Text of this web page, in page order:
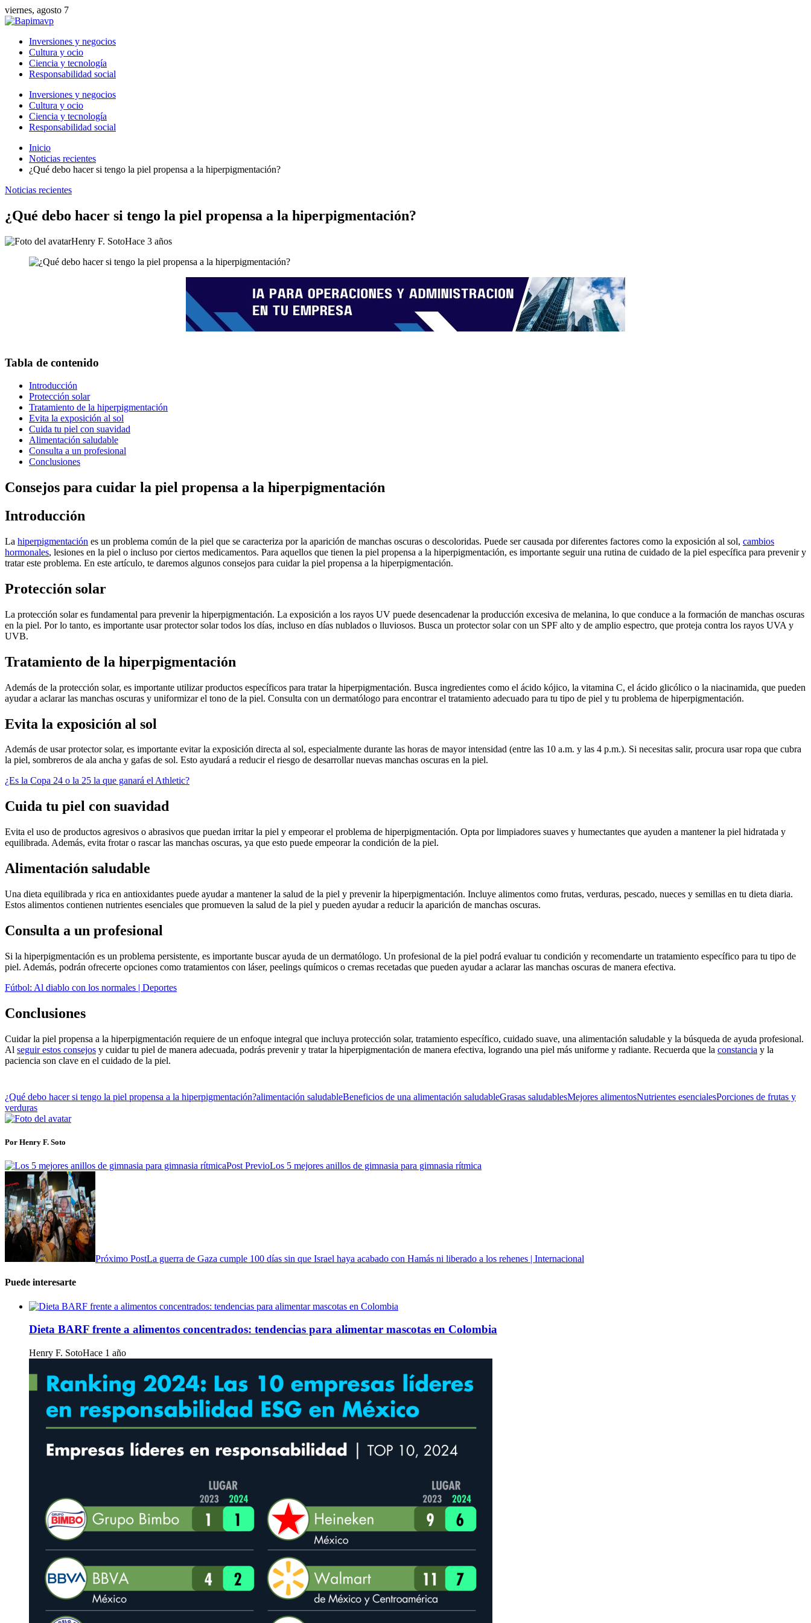
viernes, agosto 7
Inversiones y negocios
Cultura y ocio
Ciencia y tecnología
Responsabilidad social
Inversiones y negocios
Cultura y ocio
Ciencia y tecnología
Responsabilidad social
Inicio
Noticias recientes
¿Qué debo hacer si tengo la piel propensa a la hiperpigmentación?
Noticias recientes
¿Qué debo hacer si tengo la piel propensa a la hiperpigmentación?
Henry F. SotoHace 3 años
Tabla de contenido
Introducción
Protección solar
Tratamiento de la hiperpigmentación
Evita la exposición al sol
Cuida tu piel con suavidad
Alimentación saludable
Consulta a un profesional
Conclusiones
Consejos para cuidar la piel propensa a la hiperpigmentación
Introducción
La hiperpigmentación es un problema común de la piel que se caracteriza por la aparición de manchas oscuras o descoloridas. Puede ser causada por diferentes factores como la exposición al sol, cambios
hormonales, lesiones en la piel o incluso por ciertos medicamentos. Para aquellos que tienen la piel propensa a la hiperpigmentación, es importante seguir una rutina de cuidado de la piel específica para prevenir y
tratar este problema. En este artículo, te daremos algunos consejos para cuidar la piel propensa a la hiperpigmentación.
Protección solar
La protección solar es fundamental para prevenir la hiperpigmentación. La exposición a los rayos UV puede desencadenar la producción excesiva de melanina, lo que conduce a la formación de manchas oscuras
en la piel. Por lo tanto, es importante usar protector solar todos los días, incluso en días nublados o lluviosos. Busca un protector solar con un SPF alto y de amplio espectro, que proteja contra los rayos UVA y
UVB.
Tratamiento de la hiperpigmentación
Además de la protección solar, es importante utilizar productos específicos para tratar la hiperpigmentación. Busca ingredientes como el ácido kójico, la vitamina C, el ácido glicólico o la niacinamida, que pueden
ayudar a aclarar las manchas oscuras y uniformizar el tono de la piel. Consulta con un dermatólogo para encontrar el tratamiento adecuado para tu tipo de piel y tu problema de hiperpigmentación.
Evita la exposición al sol
Además de usar protector solar, es importante evitar la exposición directa al sol, especialmente durante las horas de mayor intensidad (entre las 10 a.m. y las 4 p.m.). Si necesitas salir, procura usar ropa que cubra
la piel, sombreros de ala ancha y gafas de sol. Esto ayudará a reducir el riesgo de desarrollar nuevas manchas oscuras en la piel.
¿Es la Copa 24 o la 25 la que ganará el Athletic?
Cuida tu piel con suavidad
Evita el uso de productos agresivos o abrasivos que puedan irritar la piel y empeorar el problema de hiperpigmentación. Opta por limpiadores suaves y humectantes que ayuden a mantener la piel hidratada y
equilibrada. Además, evita frotar o rascar las manchas oscuras, ya que esto puede empeorar la condición de la piel.
Alimentación saludable
Una dieta equilibrada y rica en antioxidantes puede ayudar a mantener la salud de la piel y prevenir la hiperpigmentación. Incluye alimentos como frutas, verduras, pescado, nueces y semillas en tu dieta diaria.
Estos alimentos contienen nutrientes esenciales que promueven la salud de la piel y pueden ayudar a reducir la aparición de manchas oscuras.
Consulta a un profesional
Si la hiperpigmentación es un problema persistente, es importante buscar ayuda de un dermatólogo. Un profesional de la piel podrá evaluar tu condición y recomendarte un tratamiento específico para tu tipo de
piel. Además, podrán ofrecerte opciones como tratamientos con láser, peelings químicos o cremas recetadas que pueden ayudar a aclarar las manchas oscuras de manera efectiva.
Fútbol: Al diablo con los normales | Deportes
Conclusiones
Cuidar la piel propensa a la hiperpigmentación requiere de un enfoque integral que incluya protección solar, tratamiento específico, cuidado suave, una alimentación saludable y la búsqueda de ayuda profesional.
Al seguir estos consejos y cuidar tu piel de manera adecuada, podrás prevenir y tratar la hiperpigmentación de manera efectiva, logrando una piel más uniforme y radiante. Recuerda que la constancia y la
paciencia son clave en el cuidado de la piel.
¿Qué debo hacer si tengo la piel propensa a la hiperpigmentación?alimentación saludableBeneficios de una alimentación saludableGrasas saludablesMejores alimentosNutrientes esencialesPorciones de frutas y
verduras
Por Henry F. Soto
Post PrevioLos 5 mejores anillos de gimnasia para gimnasia rítmica
Próximo PostLa guerra de Gaza cumple 100 días sin que Israel haya acabado con Hamás ni liberado a los rehenes | Internacional
Puede interesarte
Dieta BARF frente a alimentos concentrados: tendencias para alimentar mascotas en Colombia
Henry F. SotoHace 1 año